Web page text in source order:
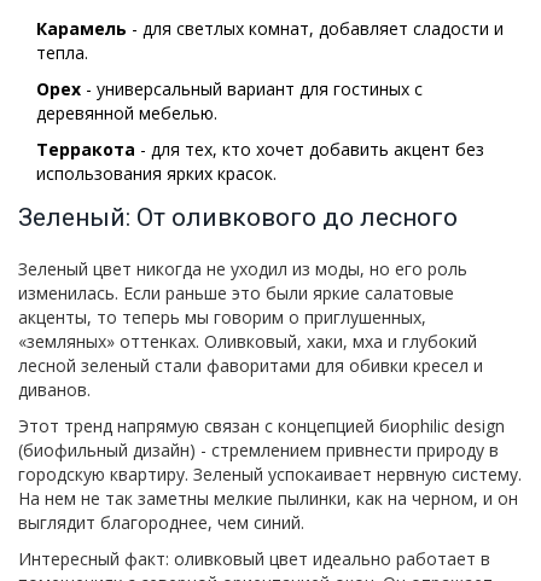
Карамель - для светлых комнат, добавляет сладости и
тепла.
Орех - универсальный вариант для гостиных с
деревянной мебелью.
Терракота - для тех, кто хочет добавить акцент без
использования ярких красок.
Зеленый: От оливкового до лесного
Зеленый цвет никогда не уходил из моды, но его роль
изменилась. Если раньше это были яркие салатовые
акценты, то теперь мы говорим о приглушенных,
«земляных» оттенках. Оливковый, хаки, мха и глубокий
лесной зеленый стали фаворитами для обивки кресел и
диванов.
Этот тренд напрямую связан с концепцией биophilic design
(биофильный дизайн) - стремлением привнести природу в
городскую квартиру. Зеленый успокаивает нервную систему.
На нем не так заметны мелкие пылинки, как на черном, и он
выглядит благороднее, чем синий.
Интересный факт: оливковый цвет идеально работает в